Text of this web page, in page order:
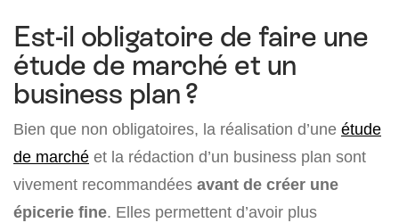
Est-il obligatoire de faire une
étude de marché et un
business plan ?
Bien que non obligatoires, la réalisation d’une étude
de marché et la rédaction d’un business plan sont
vivement recommandées avant de créer une
épicerie fine. Elles permettent d’avoir plus